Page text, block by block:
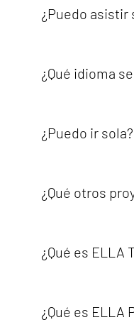
a personas no
experiencias,
¿Puedo asistir
está diseñada
comunicación
¿Qué idioma
también pueden
¿Puedo ir sola?
actividades
¿Qué otros
ELLA• Charlas
comunidad
¿Qué es ELLA
presentaciones
academia, la
¿Qué es ELLA